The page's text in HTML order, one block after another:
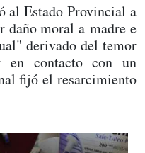
al Estado Provincial a
daño moral a madre e
derivado del temor
contacto con un
fijó el resarcimiento